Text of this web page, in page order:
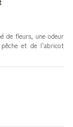
de fleurs, une odeur
et de l’abricot